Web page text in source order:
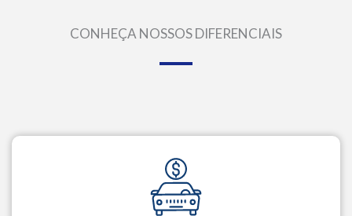
CONHEÇA NOSSOS DIFERENCIAIS